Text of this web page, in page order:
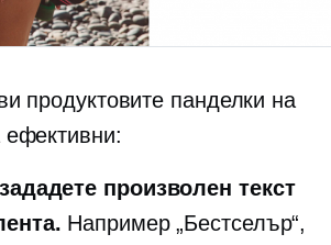
продуктовите панделки на
ефективни:
произволен текст
Например „Бестселър“,